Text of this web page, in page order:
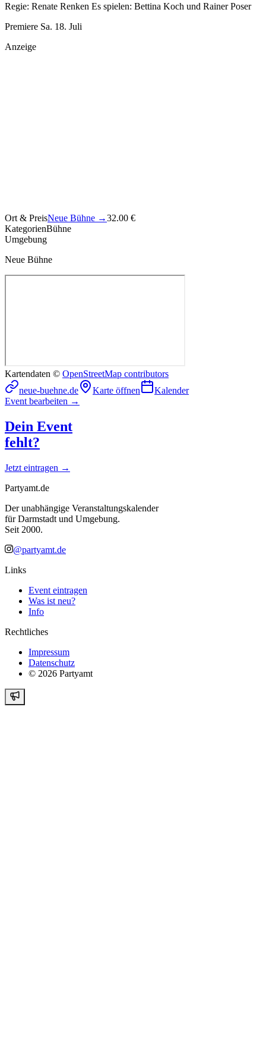
Regie: Renate Renken Es spielen: Bettina Koch und Rainer Poser
Premiere Sa. 18. Juli
Anzeige
Ort & PreisNeue Bühne →32.00 €
KategorienBühne
Umgebung
Neue Bühne
Kartendaten © OpenStreetMap contributors
neue-buehne.de
Karte öffnen
Kalender
Event bearbeiten →
Dein Event
fehlt?
Jetzt eintragen →
Partyamt.de
Der unabhängige Veranstaltungskalender
für Darmstadt und Umgebung.
Seit 2000.
@partyamt.de
Links
Event eintragen
Was ist neu?
Info
Rechtliches
Impressum
Datenschutz
© 2026 Partyamt